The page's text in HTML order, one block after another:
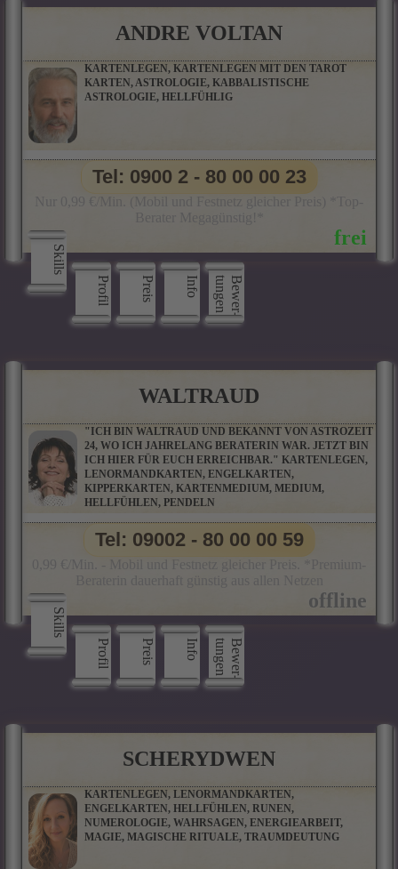
ANDRE VOLTAN
KARTENLEGEN, KARTENLEGEN MIT DEN TAROT
KARTEN, ASTROLOGIE, KABBALISTISCHE
ASTROLOGIE, HELLFÜHLIG
Skills
Profil
Preis Info B
e
w
e
r
­
t
u
n
g
e
n
Tel: 0900 2 - 80 00 00 23
WALTRAUD
"ICH BIN WALTRAUD UND BEKANNT VON ASTROZEIT
24, WO ICH JAHRELANG BERATERIN WAR. JETZT BIN
ICH HIER FÜR EUCH ERREICHBAR." KARTENLEGEN,
LENORMANDKARTEN, ENGELKARTEN,
KIPPERKARTEN, KARTENMEDIUM, MEDIUM,
HELLFÜHLEN, PENDELN
Skills
Profil
Preis Info B
e
w
e
r
­
t
u
n
g
e
n
Tel: 09002 - 80 00 00 59
SCHERYDWEN
KARTENLEGEN, LENORMANDKARTEN,
ENGELKARTEN, HELLFÜHLEN, RUNEN,
NUMEROLOGIE, WAHRSAGEN, ENERGIEARBEIT,
MAGIE, MAGISCHE RITUALE, TRAUMDEUTUNG